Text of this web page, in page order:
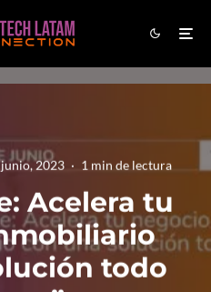
2023 · 1 min de lectura
Acelera tu
todo